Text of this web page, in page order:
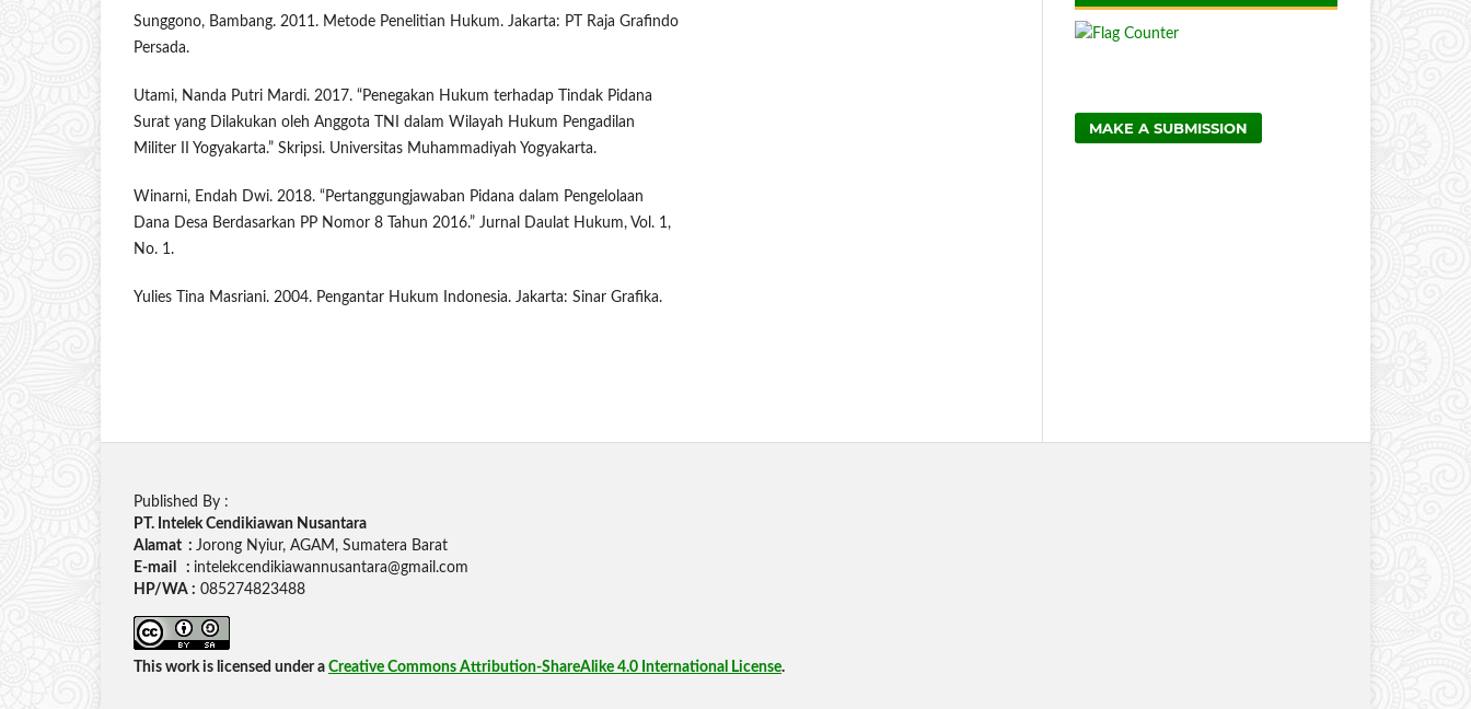
Sunggono, Bambang. 2011. Metode Penelitian Hukum. Jakarta: PT Raja Grafindo
Persada.
Utami, Nanda Putri Mardi. 2017. “Penegakan Hukum terhadap Tindak Pidana
Surat yang Dilakukan oleh Anggota TNI dalam Wilayah Hukum Pengadilan
Militer II Yogyakarta.” Skripsi. Universitas Muhammadiyah Yogyakarta.
Winarni, Endah Dwi. 2018. “Pertanggungjawaban Pidana dalam Pengelolaan
Dana Desa Berdasarkan PP Nomor 8 Tahun 2016.” Jurnal Daulat Hukum, Vol. 1,
No. 1.
Yulies Tina Masriani. 2004. Pengantar Hukum Indonesia. Jakarta: Sinar Grafika.
MAKE A SUBMISSION
Published By :
PT. Intelek Cendikiawan Nusantara
Alamat : Jorong Nyiur, AGAM, Sumatera Barat
E-mail : intelekcendikiawannusantara@gmail.com
HP/WA : 085274823488
This work is licensed under a Creative Commons Attribution-ShareAlike 4.0 International License.